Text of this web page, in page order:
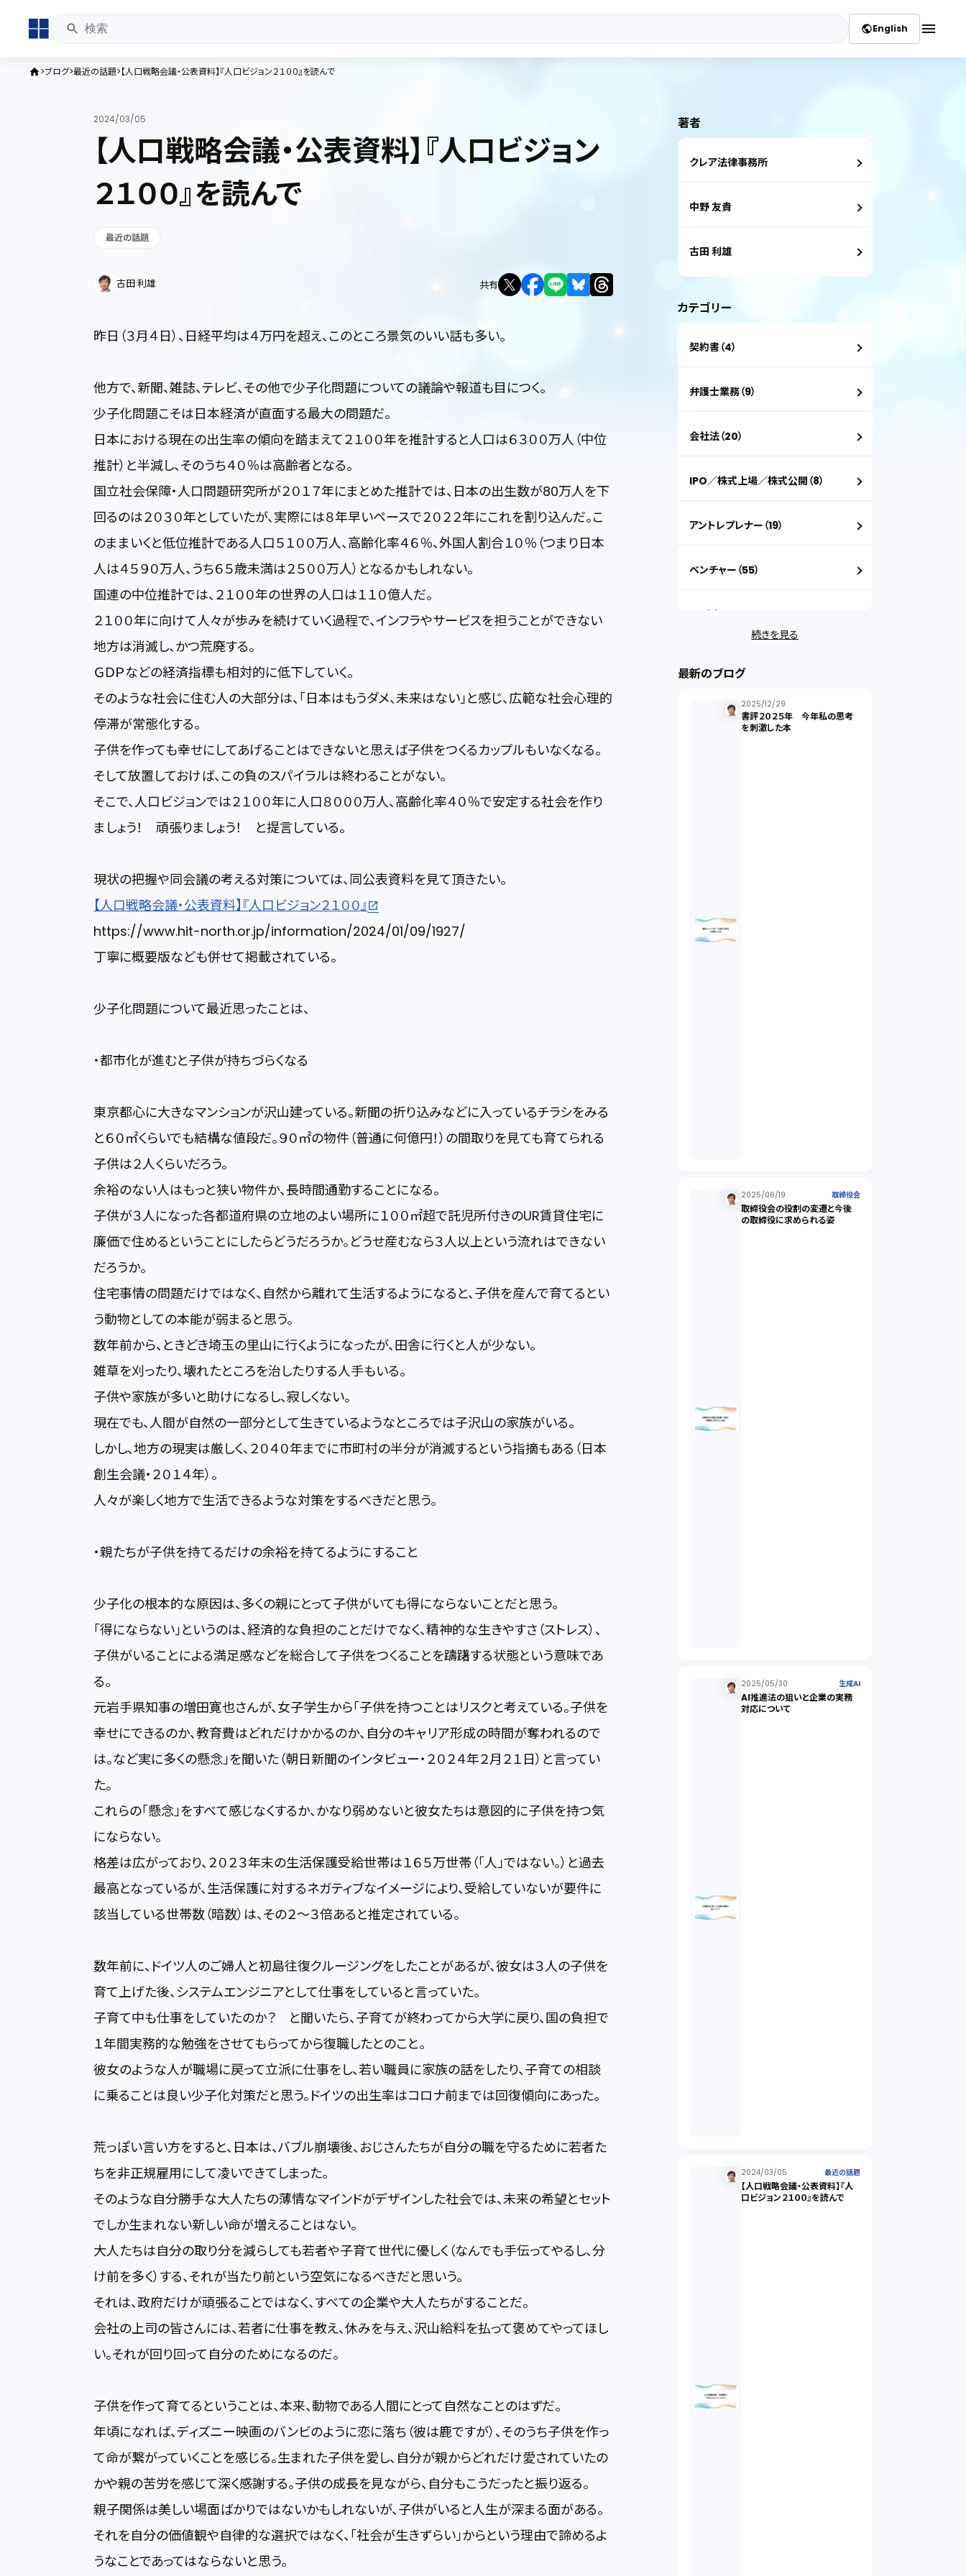
publicEnglish menu
home ブログ 最近の話題 【人口戦略会議・公表資料】『人口ビジョン２１００』を読んで
2024/03/05
【人口戦略会議・公表資料】『人口ビジョン
２１００』を読んで
最近の話題
古田 利雄 共有
昨日（３月４日）、日経平均は４万円を超え、このところ景気のいい話も多い。
他方で、新聞、雑誌、テレビ、その他で少子化問題についての議論や報道も目につく。
少子化問題こそは日本経済が直面する最大の問題だ。
日本における現在の出生率の傾向を踏まえて２１００年を推計すると人口は６３００万人（中位
推計）と半減し、そのうち４０％は高齢者となる。
国立社会保障・人口問題研究所が２０１７年にまとめた推計では、日本の出生数が80万人を下
回るのは２０３０年としていたが、実際には８年早いペースで２０２２年にこれを割り込んだ。こ
のままいくと低位推計である人口５１００万人、高齢化率４６％、外国人割合１０％（つまり日本
人は４５９０万人、うち６５歳未満は２５００万人）となるかもしれない。
国連の中位推計では、２１００年の世界の人口は１１０億人だ。
２１００年に向けて人々が歩みを続けていく過程で、インフラやサービスを担うことができない
地方は消滅し、かつ荒廃する。
ＧＤＰなどの経済指標も相対的に低下していく。
そのような社会に住む人の大部分は、「日本はもうダメ、未来はない」と感じ、広範な社会心理的
停滞が常態化する。
子供を作っても幸せにしてあげることはできないと思えば子供をつくるカップルもいなくなる。
そして放置しておけば、この負のスパイラルは終わることがない。
そこで、人口ビジョンでは２１００年に人口８０００万人、高齢化率４０％で安定する社会を作り
ましょう！ 頑張りましょう！ と提言している。
現状の把握や同会議の考える対策については、同公表資料を見て頂きたい。
【人口戦略会議・公表資料】『人口ビジョン２１００』
https://www.hit-north.or.jp/information/2024/01/09/1927/
丁寧に概要版なども併せて掲載されている。
少子化問題について最近思ったことは、
・都市化が進むと子供が持ちづらくなる
東京都心に大きなマンションが沢山建っている。新聞の折り込みなどに入っているチラシをみる
と６０㎡くらいでも結構な値段だ。９０㎡の物件（普通に何億円！）の間取りを見ても育てられる
子供は２人くらいだろう。
余裕のない人はもっと狭い物件か、長時間通勤することになる。
子供が３人になった各都道府県の立地のよい場所に１００㎡超で託児所付きのUR賃貸住宅に
廉価で住めるということにしたらどうだろうか。どうせ産むなら３人以上という流れはできない
だろうか。
住宅事情の問題だけではなく、自然から離れて生活するようになると、子供を産んで育てるとい
う動物としての本能が弱まると思う。
数年前から、ときどき埼玉の里山に行くようになったが、田舎に行くと人が少ない。
雑草を刈ったり、壊れたところを治したりする人手もいる。
子供や家族が多いと助けになるし、寂しくない。
現在でも、人間が自然の一部分として生きているようなところでは子沢山の家族がいる。
しかし、地方の現実は厳しく、２０４０年までに市町村の半分が消滅するという指摘もある（日本
創生会議・２０１４年）。
人々が楽しく地方で生活できるような対策をするべきだと思う。
・親たちが子供を持てるだけの余裕を持てるようにすること
少子化の根本的な原因は、多くの親にとって子供がいても得にならないことだと思う。
「得にならない」というのは、経済的な負担のことだけでなく、精神的な生きやすさ（ストレス）、
子供がいることによる満足感などを総合して子供をつくることを躊躇する状態という意味であ
る。
元岩手県知事の増田寛也さんが、女子学生から「子供を持つことはリスクと考えている。子供を
幸せにできるのか、教育費はどれだけかかるのか、自分のキャリア形成の時間が奪われるので
は。など実に多くの懸念」を聞いた（朝日新聞のインタビュー・２０２４年２月２１日）と言ってい
た。
これらの「懸念」をすべて感じなくするか、かなり弱めないと彼女たちは意図的に子供を持つ気
にならない。
格差は広がっており、２０２３年末の生活保護受給世帯は１６５万世帯（「人」ではない。）と過去
最高となっているが、生活保護に対するネガティブなイメージにより、受給していないが要件に
該当している世帯数（暗数）は、その２～３倍あると推定されている。
数年前に、ドイツ人のご婦人と初島往復クルージングをしたことがあるが、彼女は３人の子供を
育て上げた後、システムエンジニアとして仕事をしていると言っていた。
子育て中も仕事をしていたのか？ と聞いたら、子育てが終わってから大学に戻り、国の負担で
１年間実務的な勉強をさせてもらってから復職したとのこと。
彼女のような人が職場に戻って立派に仕事をし、若い職員に家族の話をしたり、子育ての相談
に乗ることは良い少子化対策だと思う。ドイツの出生率はコロナ前までは回復傾向にあった。
荒っぽい言い方をすると、日本は、バブル崩壊後、おじさんたちが自分の職を守るために若者た
ちを非正規雇用にして凌いできてしまった。
そのような自分勝手な大人たちの薄情なマインドがデザインした社会では、未来の希望とセット
でしか生まれない新しい命が増えることはない。
大人たちは自分の取り分を減らしても若者や子育て世代に優しく（なんでも手伝ってやるし、分
け前を多く）する、それが当たり前という空気になるべきだと思いう。
それは、政府だけが頑張ることではなく、すべての企業や大人たちがすることだ。
会社の上司の皆さんには、若者に仕事を教え、休みを与え、沢山給料を払って褒めてやってほし
い。それが回り回って自分のためになるのだ。
子供を作って育てるということは、本来、動物である人間にとって自然なことのはずだ。
年頃になれば、ディズニー映画のバンビのように恋に落ち（彼は鹿ですが）、そのうち子供を作っ
て命が繋がっていくことを感じる。生まれた子供を愛し、自分が親からどれだけ愛されていたの
かや親の苦労を感じて深く感謝する。子供の成長を見ながら、自分もこうだったと振り返る。
親子関係は美しい場面ばかりではないかもしれないが、子供がいると人生が深まる面がある。
それを自分の価値観や自律的な選択ではなく、「社会が生きずらい」からという理由で諦めるよ
うなことであってはならないと思う。
著者
クレア法律事務所
中野 友貴
古田 利雄
カテゴリー
契約書（4）
弁護士業務（9）
会社法（20）
IPO／株式上場／株式公開（8）
アントレプレナー（19）
ベンチャー（55）
VC（2）
最近の話題（122）
IoT（6）
発信者情報開示請求（1）
株式譲渡（1）
業務委託契約（1）
民事再生（2）
消費者契約法（5）
労働者派遣法（1）
続きを見る
最新のブログ
2025/12/29
書評２０２５年 今年私の思考
を刺激した本
2025/06/19 取締役会
取締役会の役割の変遷と今後
の取締役に求められる姿
2025/05/30 生成AI
AI推進法の狙いと企業の実務
対応について
2024/03/05 最近の話題
【人口戦略会議・公表資料】『人
口ビジョン２１００』を読んで